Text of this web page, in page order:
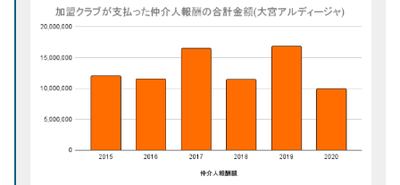
— jun jun@im not agent (@junjunjun351)April 5, 2019